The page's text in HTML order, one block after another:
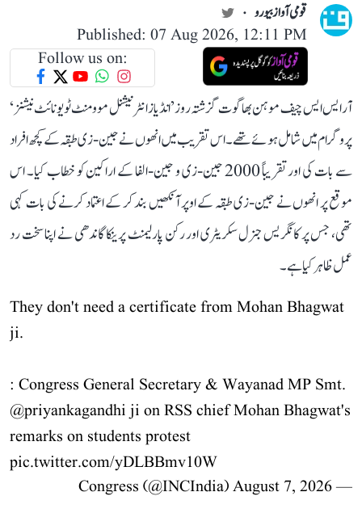
قومی آواز بیورو
Published: 07 Aug 2026, 12:11 PM
Follow us on:
آر ایس ایس چیف موہن بھاگوت گزشتہ روز ’انڈیاز انٹرنیشنل موومنٹ ٹو یونائٹ نیشنز‘
پروگرام میں شامل ہوئے تھے۔ اس تقریب میں انھوں نے جین-زی طبقہ کے کچھ افراد
سے بات کی اور تقریباً 2000 جین-زی و جین-الفا کے اراکین کو خطاب کیا۔ اس
موقع پر انھوں نے جین-زی طبقہ کے اوپر آنکھیں بند کر کے اعتماد کرنے کی بات کہی
تھی، جس پر کانگریس جنرل سکریٹری اور رکن پارلیمنٹ پرینکا گاندھی نے اپنا سخت رد
عمل ظاہر کیا ہے۔
They don't need a certificate from Mohan Bhagwat
ji.
: Congress General Secretary & Wayanad MP Smt.
@priyankagandhiji on RSS chief Mohan Bhagwat's
remarks on students protest
pic.twitter.com/yDLBBmv10W
— Congress (@INCIndia)
August 7, 2026